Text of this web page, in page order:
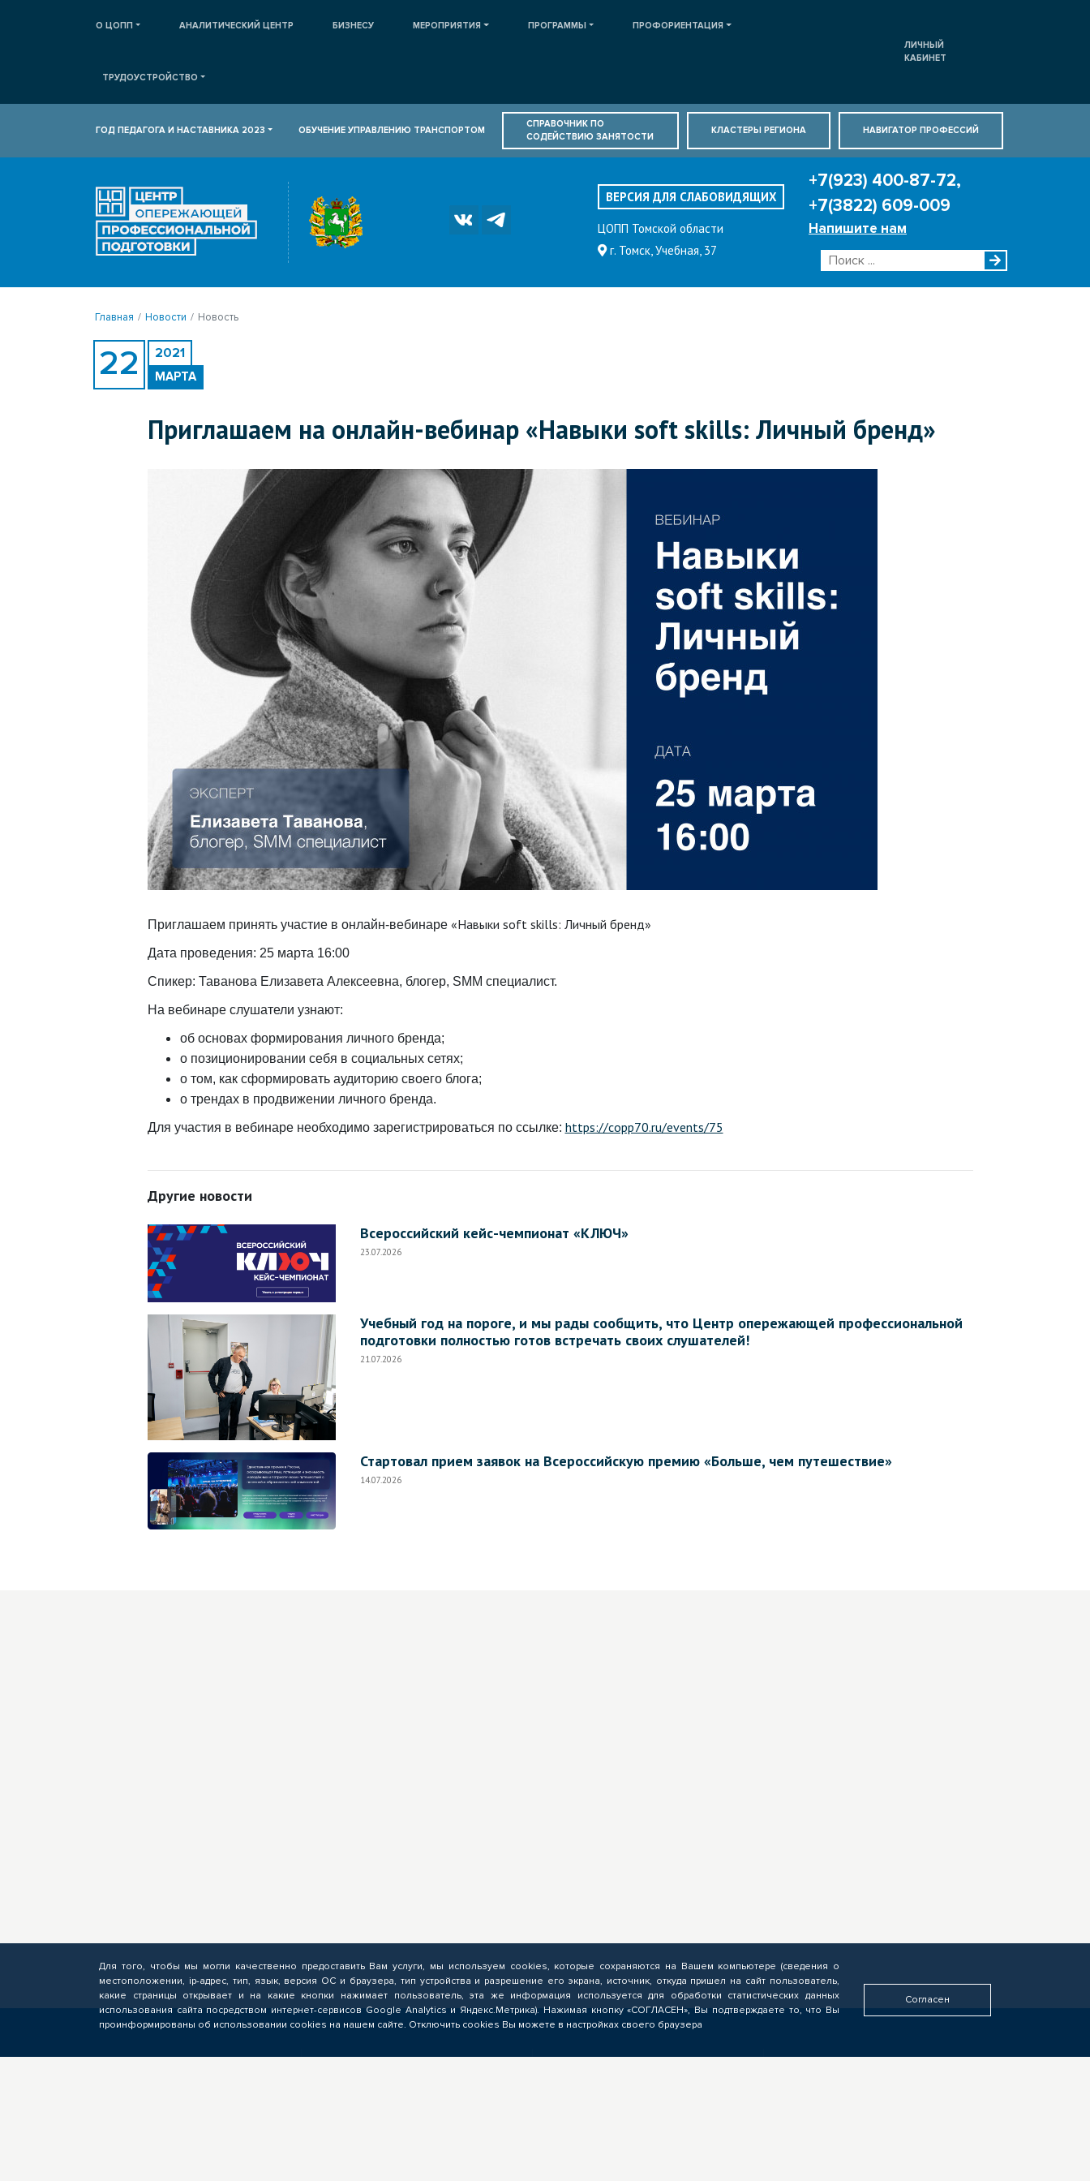
О ЦОПП АНАЛИТИЧЕСКИЙ ЦЕНТР БИЗНЕСУ МЕРОПРИЯТИЯ ПРОГРАММЫ ПРОФОРИЕНТАЦИЯ
ТРУДОУСТРОЙСТВО
ЛИЧНЫЙ
КАБИНЕТ
ГОД ПЕДАГОГА И НАСТАВНИКА 2023 ОБУЧЕНИЕ УПРАВЛЕНИЮ ТРАНСПОРТОМ
СПРАВОЧНИК ПО
СОДЕЙСТВИЮ ЗАНЯТОСТИ
КЛАСТЕРЫ РЕГИОНА НАВИГАТОР ПРОФЕССИЙ
ВЕРСИЯ ДЛЯ СЛАБОВИДЯЩИХ
ЦОПП Томской области
г. Томск, Учебная, 37
+7(923) 400-87-72,
+7(3822) 609-009
Напишите нам
Главная Новости Новость
22 2021
МАРТА
Приглашаем на онлайн-вебинар «Навыки soft skills: Личный бренд»
Приглашаем принять участие в онлайн-вебинаре «Навыки soft skills: Личный бренд»
Дата проведения: 25 марта 16:00
Спикер: Таванова Елизавета Алексеевна, блогер, SMM специалист.
На вебинаре слушатели узнают:
об основах формирования личного бренда;
о позиционировании себя в социальных сетях;
о том, как сформировать аудиторию своего блога;
о трендах в продвижении личного бренда.
Для участия в вебинаре необходимо зарегистрироваться по ссылке: https://copp70.ru/events/75
Другие новости
Всероссийский кейс-чемпионат «КЛЮЧ»
23.07.2026
Учебный год на пороге, и мы рады сообщить, что Центр опережающей профессиональной
подготовки полностью готов встречать своих слушателей!
21.07.2026
Стартовал прием заявок на Всероссийскую премию «Больше, чем путешествие»
14.07.2026
СЛУШАТЕЛЮ БИЗНЕСУ
ОБРАЗОВАТЕЛЬНЫМ
У ВАС ДРУГАЯ РОЛЬ?
Для того, чтобы мы могли качественно предоставить Вам услуги, мы используем cookies, которые сохраняются на Вашем компьютере (сведения о
местоположении, ip-адрес, тип, язык, версия ОС и браузера, тип устройства и разрешение его экрана, источник, откуда пришел на сайт пользователь,
какие страницы открывает и на какие кнопки нажимает пользователь, эта же информация используется для обработки статистических данных
использования сайта посредством интернет-сервисов Google Analytics и Яндекс.Метрика). Нажимая кнопку «СОГЛАСЕН», Вы подтверждаете то, что Вы
проинформированы об использовании cookies на нашем сайте. Отключить cookies Вы можете в настройках своего браузера
Согласен